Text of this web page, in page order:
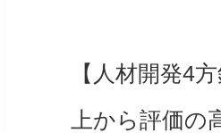
【人材開発4
上から評価の